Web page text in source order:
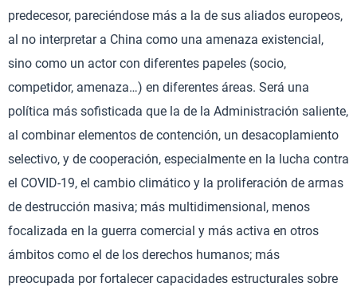
predecesor, pareciéndose más a la de sus aliados europeos,
al no interpretar a China como una amenaza existencial,
sino como un actor con diferentes papeles (socio,
competidor, amenaza…) en diferentes áreas. Será una
política más sofisticada que la de la Administración saliente,
al combinar elementos de contención, un desacoplamiento
selectivo, y de cooperación, especialmente en la lucha contra
el COVID-19, el cambio climático y la proliferación de armas
de destrucción masiva; más multidimensional, menos
focalizada en la guerra comercial y más activa en otros
ámbitos como el de los derechos humanos; más
preocupada por fortalecer capacidades estructurales sobre